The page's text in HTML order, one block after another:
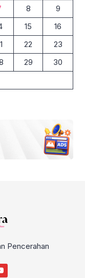
8
9
15
16
22
23
29
30
Pencerahan